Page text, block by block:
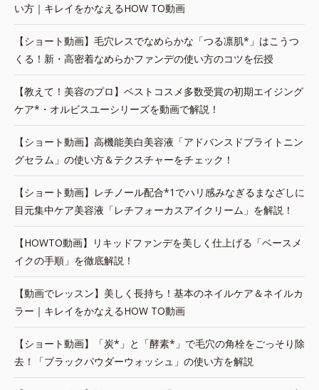
い方｜キレイをかなえるHOW TO動画
【ショート動画】毛穴レスでなめらかな「つる凛肌*」はこうつ
くる！新・高密着なめらかファンデの使い方のコツを伝授
【教えて！美容のプロ】ベストコスメ多数受賞の初期エイジング
ケア*・オルビスユーシリーズを動画で解説！
【ショート動画】高機能美白美容液「アドバンスドブライトニン
グセラム」の使い方＆テクスチャーをチェック！
【ショート動画】レチノール配合*1でハリ感みなぎるまなざしに
目元集中ケア美容液「レチフォーカスアイクリーム」を解説！
【HOWTO動画】リキッドファンデを美しく仕上げる「ベースメ
イクの手順」を徹底解説！
【動画でレッスン】美しく長持ち！基本のネイルケア＆ネイルカ
ラー｜キレイをかなえるHOW TO動画
【ショート動画】「炭*」と「酵素*」で毛穴の角栓をごっそり除
去！「ブラックパウダーウォッシュ」の使い方を解説